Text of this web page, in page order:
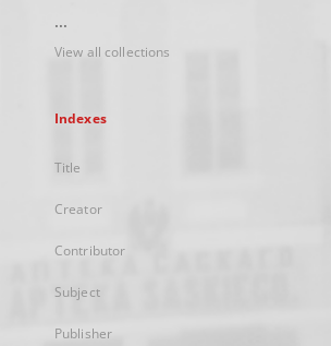
...
View all collections
Indexes
Title
Creator
Contributor
Subject
Publisher